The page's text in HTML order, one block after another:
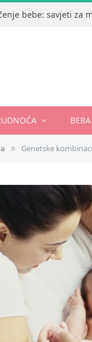
bebe: savjeti za
BEBA
» Genetske